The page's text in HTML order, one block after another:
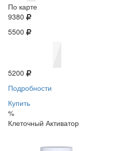
По карте
9380
5500
5200
Подробности
Купить
%
Клеточный Активатор